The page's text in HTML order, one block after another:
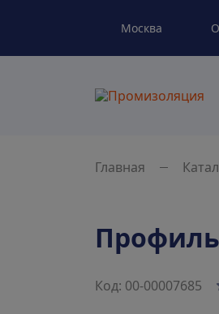
Москва
Главная
Код: 00-00007685